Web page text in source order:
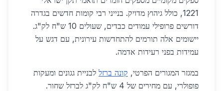
1221, כולל גיהוץ מדויק. בנייני רבי קומות חדשים בגדרה
דורשים פרופילי עמודים כבדים, שעולים 10 ש"ח לק"ג.
יישומים אלה תורמים להתחדשות עירונית, עם דגש על
עמידות בפני רעידות אדמה.
במגזר המגורים הפרטי, קונה ברזל לבניית גגונים ומעקות
פופולרי, עם מחירים של 4 ש"ח לק"ג לברזל שחור.